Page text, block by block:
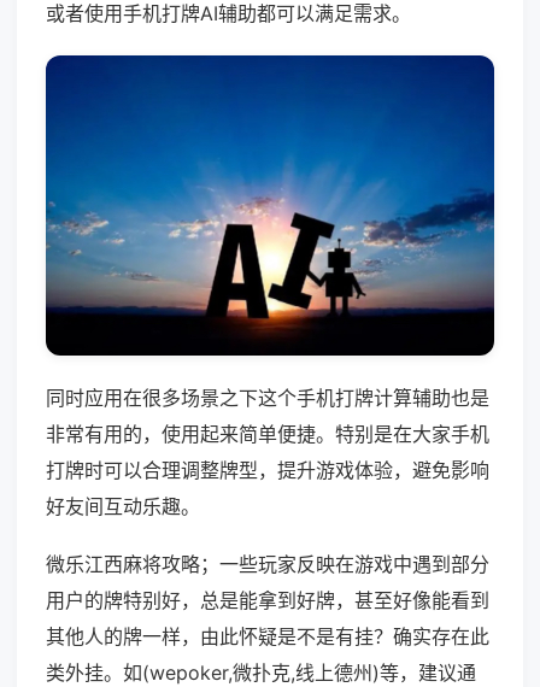
或者使用手机打牌AI辅助都可以满足需求。
同时应用在很多场景之下这个手机打牌计算辅助也是
非常有用的，使用起来简单便捷。特别是在大家手机
打牌时可以合理调整牌型，提升游戏体验，避免影响
好友间互动乐趣。
微乐江西麻将攻略；一些玩家反映在游戏中遇到部分
用户的牌特别好，总是能拿到好牌，甚至好像能看到
其他人的牌一样，由此怀疑是不是有挂？确实存在此
类外挂。如(wepoker,微扑克,线上德州)等，建议通